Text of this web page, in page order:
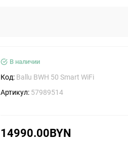
В наличии
Код: Ballu BWH 50 Smart WiFi
Артикул: 57989514
14990.00BYN